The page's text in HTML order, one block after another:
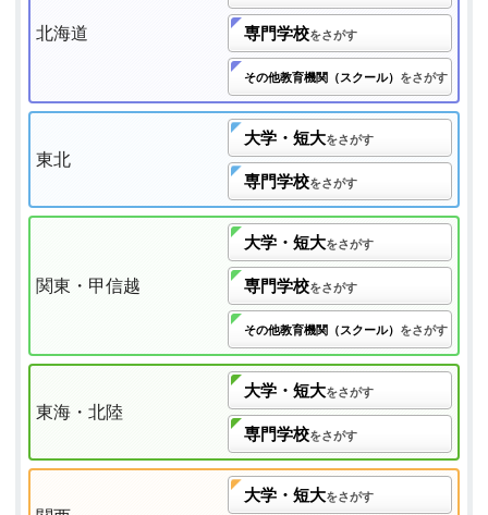
北海道 専門学校をさがす
その他教育機関（スクール） をさがす
東北
大学・短大をさがす
専門学校をさがす
関東・甲信越
大学・短大をさがす
専門学校をさがす
その他教育機関（スクール） をさがす
東海・北陸
大学・短大をさがす
専門学校をさがす
大学・短大をさがす